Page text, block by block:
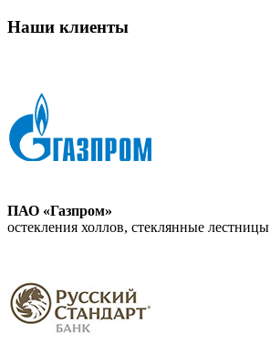
Наши клиенты
ПАО «Газпром»
остекления холлов, стеклянные лестницы